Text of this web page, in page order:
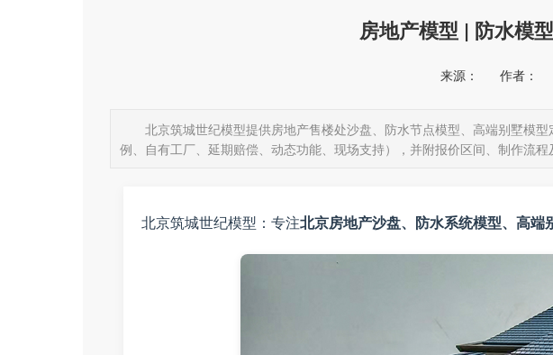
房地产模型 | 防水模
来源： 作者：
北京筑城世纪模型提供房地产售楼处沙盘、防水节点模型、高端别墅模
例、自有工厂、延期赔偿、动态功能、现场支持），并附报价区间、制作流
北京筑城世纪模型：专注北京房地产沙盘、防水系统模型、高端